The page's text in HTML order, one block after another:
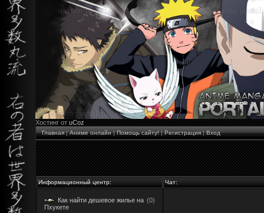
Хостинг отuCoz
Главная|Аниме онлайн|Помощь сайту!|Регистрация|Вход
Информационный центр: Чат:
Как найти дешевое жилье на
Пхукете
(0)